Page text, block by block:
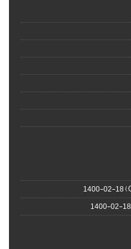
1400-02-18
1400-02-18